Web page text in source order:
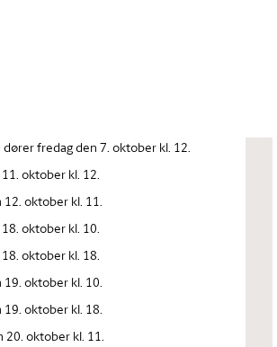
fredag den 7. oktober kl. 12.
oktober kl. 12.
oktober kl. 11.
oktober kl. 10.
oktober kl. 18.
oktober kl. 10.
oktober kl. 18.
20. oktober kl. 11.